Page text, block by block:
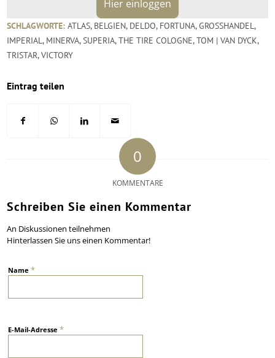
Hier einloggen
SCHLAGWORTE: ATLAS, BELGIEN, DELDO, FORTUNA,GROSSHANDEL ,
IMPERIAL, MINERVA,SUPERIA,THE TIRE COLOGNE,TOM | VAN DYCK,
TRISTAR,VICTORY
Eintrag teilen
0
KOMMENTARE
Schreiben Sie einen Kommentar
An Diskussionen teilnehmen
Hinterlassen Sie uns einen Kommentar!
Name*
E-Mail-Adresse*